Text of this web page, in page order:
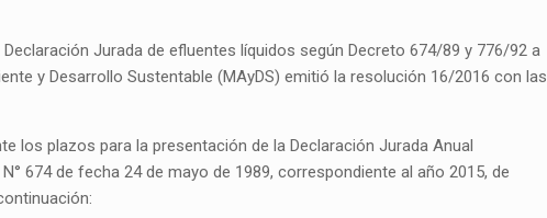
Jurada de efluentes líquidos según Decreto 674/89 y 776/92 a
y Desarrollo Sustentable (MAyDS) emitió la resolución 16/2016 con las
los plazos para la presentación de la Declaración Jurada Anual
674 de fecha 24 de mayo de 1989, correspondiente al año 2015, de